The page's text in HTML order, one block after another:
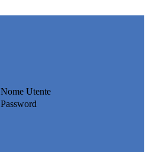
Nome Utente
Password